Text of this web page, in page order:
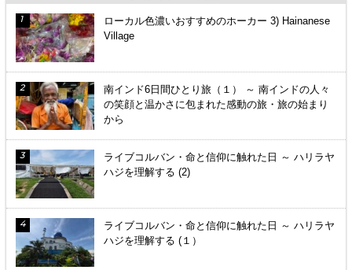
ローカル色濃いおすすめのホーカー 3) Hainanese
Village
南インド6日間ひとり旅（１） ～ 南インドの人々
の笑顔と温かさに包まれた感動の旅・旅の始まり
から
ライブコルバン・命と信仰に触れた日 ～ ハリラヤ
ハジを理解する (2)
ライブコルバン・命と信仰に触れた日 ～ ハリラヤ
ハジを理解する (１）